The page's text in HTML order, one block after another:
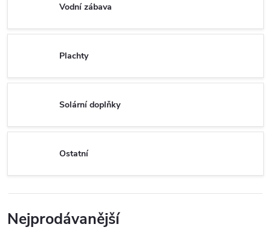
Vodní zábava
Plachty
Solární doplňky
Ostatní
Nejprodávanější